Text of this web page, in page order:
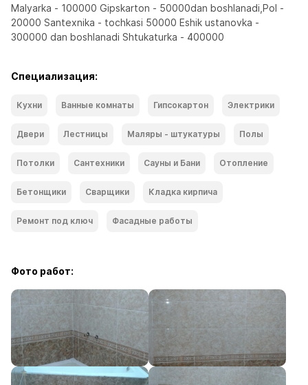
Malyarka - 100000 Gipskarton - 50000dan boshlanadi,Pol -
20000 Santexnika - tochkasi 50000 Eshik ustanovka -
300000 dan boshlanadi Shtukaturka - 400000
Специализация:
Кухни Ванные комнаты Гипсокартон Электрики
Двери Лестницы Маляры - штукатуры Полы
Потолки Сантехники Сауны и Бани Отопление
Бетонщики Сварщики Кладка кирпича
Ремонт под ключ Фасадные работы
Фото работ: